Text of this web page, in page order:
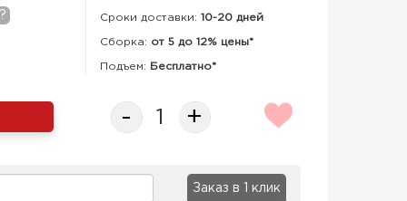
? Сроки доставки: 10-20 дней
Сборка: от 5 до 12% цены*
Подъем: Бесплатно*
- +
Заказ в 1 клик